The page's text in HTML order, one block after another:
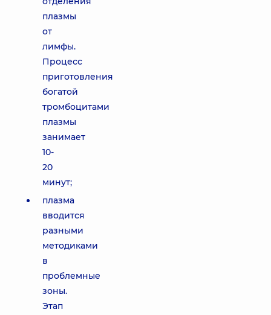
плазмы
от
лимфы.
Процесс
приготовления
богатой
тромбоцитами
плазмы
занимает
10-
20
минут;
плазма
вводится
разными
методиками
в
проблемные
зоны.
Этап